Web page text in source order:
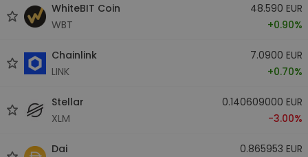
WhiteBIT Coin
WBT
48.590 EUR
+0.90%
Chainlink
LINK
7.0900 EUR
+0.70%
Stellar
XLM
0.140609000 EUR
-3.00%
Dai
0.865953 EUR